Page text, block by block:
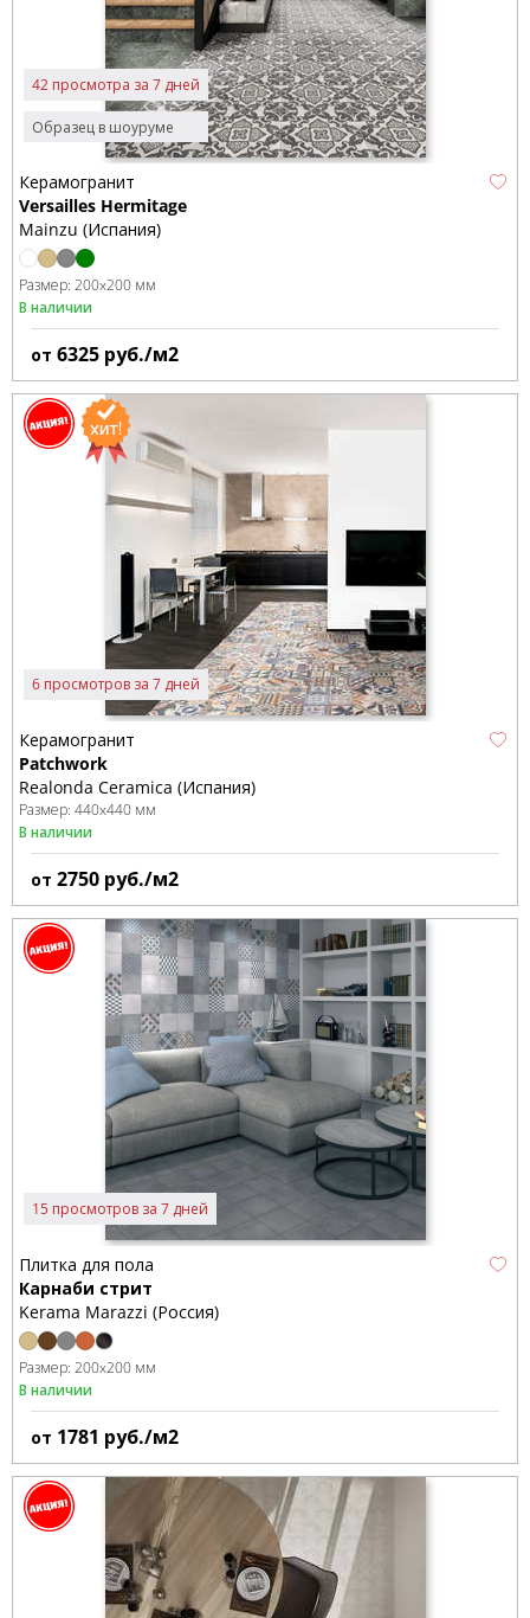
Образец в шоуруме
42 просмотра за 7 дней
Керамогранит
Versailles Hermitage
Mainzu (Испания)
Размер: 200x200 мм
В наличии
от 6325 руб./м2
6 просмотров за 7 дней
Керамогранит
Patchwork
Realonda Ceramica (Испания)
Размер: 440x440 мм
В наличии
от 2750 руб./м2
15 просмотров за 7 дней
Плитка для пола
Карнаби стрит
Kerama Marazzi (Россия)
Размер: 200x200 мм
В наличии
от 1781 руб./м2